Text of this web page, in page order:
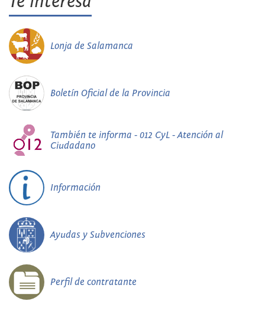
Lonja de Salamanca
Boletín Oficial de la Provincia
También te informa - 012 CyL - Atención al
Ciudadano
Información
Ayudas y Subvenciones
Perfil de contratante